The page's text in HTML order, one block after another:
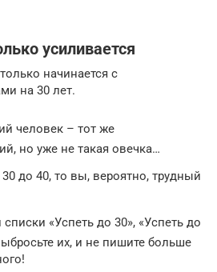
усиливается
начинается с
на 30 лет.
человек – тот же
но уже не такая овечка…
до 40, то вы, вероятно, трудный
списки «Успеть до 30», «Успеть до
их, и не пишите больше